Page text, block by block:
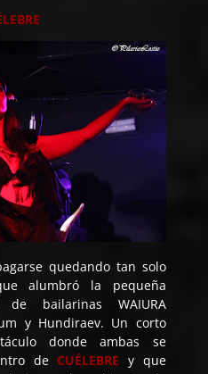
quedando tan solo
alumbró la pequeña
bailarinas WAIURA
y Hundiraev. Un corto
donde ambas se
de CUÉLEBRE y que